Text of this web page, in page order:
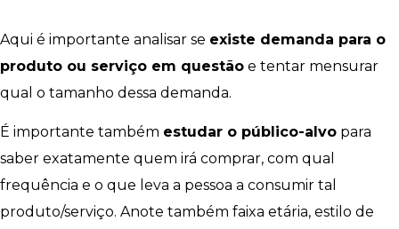
Aqui é importante analisar se existe demanda para o
produto ou serviço em questão e tentar mensurar
qual o tamanho dessa demanda.
É importante também estudar o público-alvo para
saber exatamente quem irá comprar, com qual
frequência e o que leva a pessoa a consumir tal
produto/serviço. Anote também faixa etária, estilo de